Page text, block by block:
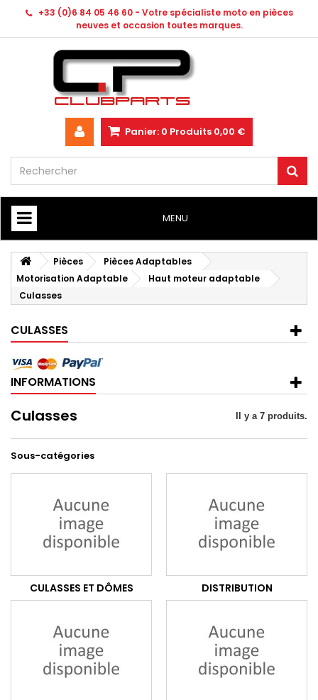
+33 (0)6 84 05 46 60 - Votre spécialiste moto en pièces
neuves et occasion toutes marques.
Panier: 0 Produits 0,00 €
MENU
HOME
Pièces
Pièces Adaptables
Motorisation Adaptable
Haut moteur adaptable
Culasses
CULASSES
INFORMATIONS
Culasses Il y a 7 produits.
Sous-catégories
CULASSES ET DÔMES DISTRIBUTION